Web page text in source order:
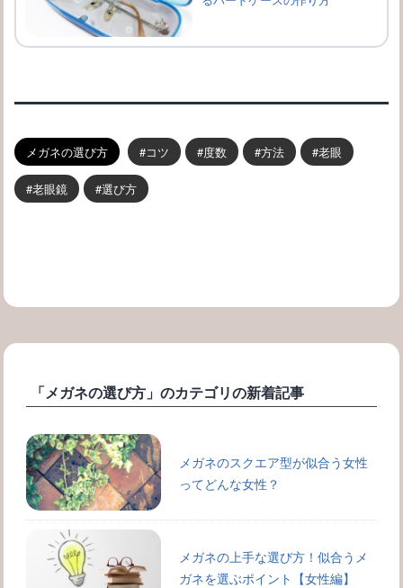
メガネの選び方 コツ 度数 方法 老眼
老眼鏡 選び方
「メガネの選び方」のカテゴリの新着記事
メガネのスクエア型が似合う女性
ってどんな女性？
メガネの上手な選び方！似合うメ
ガネを選ぶポイント【女性編】